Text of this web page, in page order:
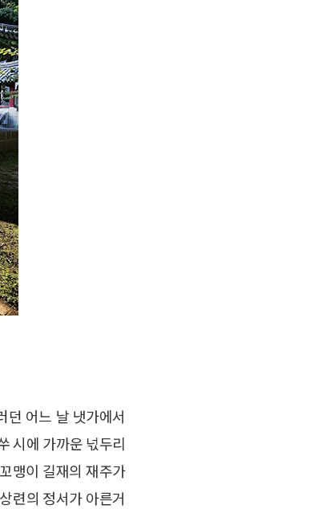
던 어느 날 냇가에서
시에 가까운 넋두리
맹이 길재의 재주가
련의 정서가 아른거